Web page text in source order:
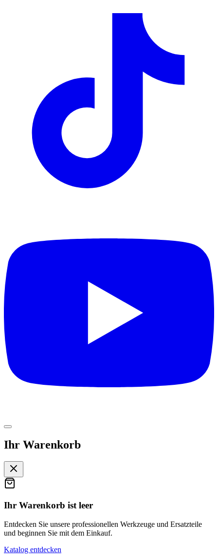
Ihr Warenkorb
Ihr Warenkorb ist leer
Entdecken Sie unsere professionellen Werkzeuge und Ersatzteile
und beginnen Sie mit dem Einkauf.
Katalog entdecken